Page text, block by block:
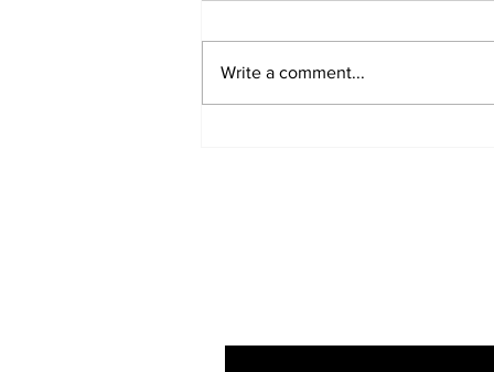
Write a comment...